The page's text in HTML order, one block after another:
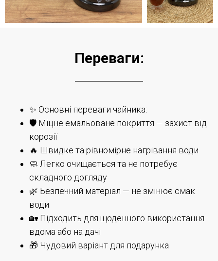
Переваги:
✨ Основні переваги чайника:
🛡️ Міцне емальоване покриття — захист від
корозії
🔥 Швидке та рівномірне нагрівання води
🧼 Легко очищається та не потребує
складного догляду
🌿 Безпечний матеріал — не змінює смак
води
🏡 Підходить для щоденного використання
вдома або на дачі
🎁 Чудовий варіант для подарунка